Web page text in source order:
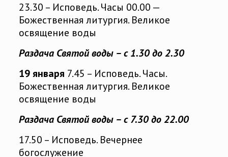
23.30 – Исповедь. Часы 00.00 —
Божественная литургия. Великое
освящение воды
Раздача Святой воды – с 1.30 до 2.30
19 января 7.45 – Исповедь. Часы.
Божественная литургия. Великое
освящение воды
Раздача Святой воды – с 7.30 до 22.00
17.50 – Исповедь. Вечернее
богослужение